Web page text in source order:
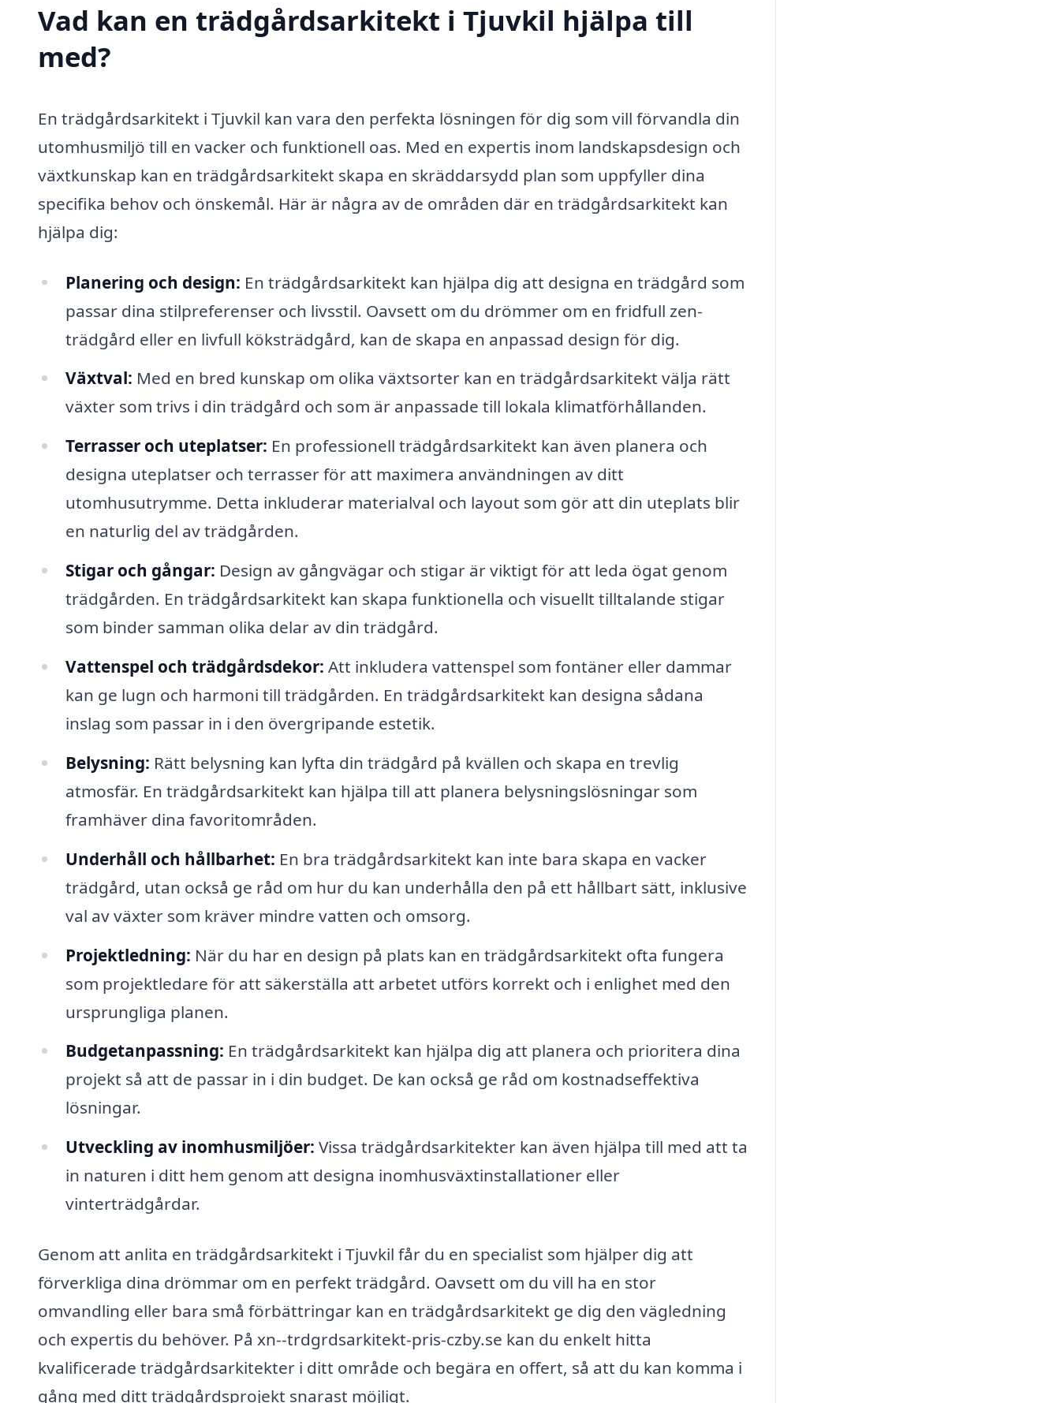
Vad kan en trädgårdsarkitekt i Tjuvkil hjälpa till
med?
En trädgårdsarkitekt i Tjuvkil kan vara den perfekta lösningen för dig som vill förvandla din
utomhusmiljö till en vacker och funktionell oas. Med en expertis inom landskapsdesign och
växtkunskap kan en trädgårdsarkitekt skapa en skräddarsydd plan som uppfyller dina
specifika behov och önskemål. Här är några av de områden där en trädgårdsarkitekt kan
hjälpa dig:
Planering och design: En trädgårdsarkitekt kan hjälpa dig att designa en trädgård som
passar dina stilpreferenser och livsstil. Oavsett om du drömmer om en fridfull zen-
trädgård eller en livfull köksträdgård, kan de skapa en anpassad design för dig.
Växtval: Med en bred kunskap om olika växtsorter kan en trädgårdsarkitekt välja rätt
växter som trivs i din trädgård och som är anpassade till lokala klimatförhållanden.
Terrasser och uteplatser: En professionell trädgårdsarkitekt kan även planera och
designa uteplatser och terrasser för att maximera användningen av ditt
utomhusutrymme. Detta inkluderar materialval och layout som gör att din uteplats blir
en naturlig del av trädgården.
Stigar och gångar: Design av gångvägar och stigar är viktigt för att leda ögat genom
trädgården. En trädgårdsarkitekt kan skapa funktionella och visuellt tilltalande stigar
som binder samman olika delar av din trädgård.
Vattenspel och trädgårdsdekor: Att inkludera vattenspel som fontäner eller dammar
kan ge lugn och harmoni till trädgården. En trädgårdsarkitekt kan designa sådana
inslag som passar in i den övergripande estetik.
Belysning: Rätt belysning kan lyfta din trädgård på kvällen och skapa en trevlig
atmosfär. En trädgårdsarkitekt kan hjälpa till att planera belysningslösningar som
framhäver dina favoritområden.
Underhåll och hållbarhet: En bra trädgårdsarkitekt kan inte bara skapa en vacker
trädgård, utan också ge råd om hur du kan underhålla den på ett hållbart sätt, inklusive
val av växter som kräver mindre vatten och omsorg.
Projektledning: När du har en design på plats kan en trädgårdsarkitekt ofta fungera
som projektledare för att säkerställa att arbetet utförs korrekt och i enlighet med den
ursprungliga planen.
Budgetanpassning: En trädgårdsarkitekt kan hjälpa dig att planera och prioritera dina
projekt så att de passar in i din budget. De kan också ge råd om kostnadseffektiva
lösningar.
Utveckling av inomhusmiljöer: Vissa trädgårdsarkitekter kan även hjälpa till med att ta
in naturen i ditt hem genom att designa inomhusväxtinstallationer eller
vinterträdgårdar.
Genom att anlita en trädgårdsarkitekt i Tjuvkil får du en specialist som hjälper dig att
förverkliga dina drömmar om en perfekt trädgård. Oavsett om du vill ha en stor
omvandling eller bara små förbättringar kan en trädgårdsarkitekt ge dig den vägledning
och expertis du behöver. På xn--trdgrdsarkitekt-pris-czby.se kan du enkelt hitta
kvalificerade trädgårdsarkitekter i ditt område och begära en offert, så att du kan komma i
gång med ditt trädgårdsprojekt snarast möjligt.